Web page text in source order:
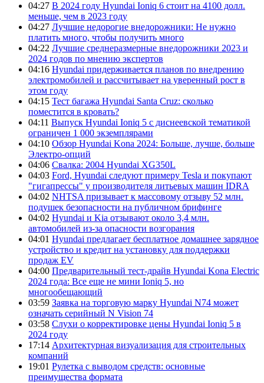
04:27 В 2024 году Hyundai Ioniq 6 стоит на 4100 долл.
меньше, чем в 2023 году
04:27 Лучшие недорогие внедорожники: Не нужно
платить много, чтобы получить много
04:22 Лучшие среднеразмерные внедорожники 2023 и
2024 годов по мнению экспертов
04:16 Hyundai придерживается планов по внедрению
электромобилей и рассчитывает на уверенный рост в
этом году
04:15 Тест багажа Hyundai Santa Cruz: сколько
поместится в кровать?
04:11 Выпуск Hyundai Ioniq 5 с диснеевской тематикой
ограничен 1 000 экземплярами
04:10 Обзор Hyundai Kona 2024: Больше, лучше, больше
Электро-опций
04:06 Свалка: 2004 Hyundai XG350L
04:03 Ford, Hyundai следуют примеру Tesla и покупают
"гигапрессы" у производителя литьевых машин IDRA
04:02 NHTSA призывает к массовому отзыву 52 млн.
подушек безопасности на публичном брифинге
04:02 Hyundai и Kia отзывают около 3,4 млн.
автомобилей из-за опасности возгорания
04:01 Hyundai предлагает бесплатное домашнее зарядное
устройство и кредит на установку для поддержки
продаж EV
04:00 Предварительный тест-драйв Hyundai Kona Electric
2024 года: Все еще не мини Ioniq 5, но
многообещающий
03:59 Заявка на торговую марку Hyundai N74 может
означать серийный N Vision 74
03:58 Слухи о корректировке цены Hyundai Ioniq 5 в
2024 году
17:14 Архитектурная визуализация для строительных
компаний
19:01 Рулетка с выводом средств: основные
преимущества формата